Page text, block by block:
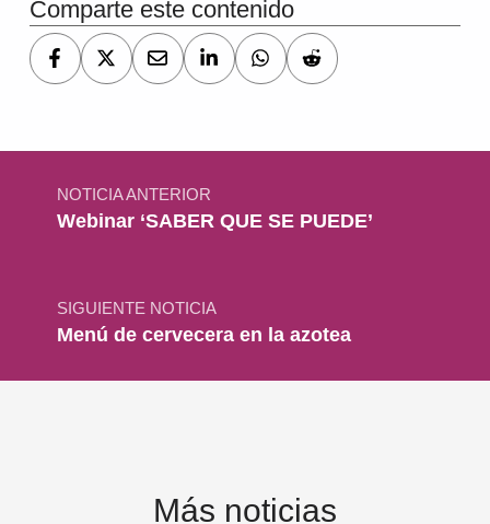
Comparte este contenido
Navegación de entradas
NOTICIA ANTERIOR
Webinar ‘SABER QUE SE PUEDE’
SIGUIENTE NOTICIA
Menú de cervecera en la azotea
Más noticias